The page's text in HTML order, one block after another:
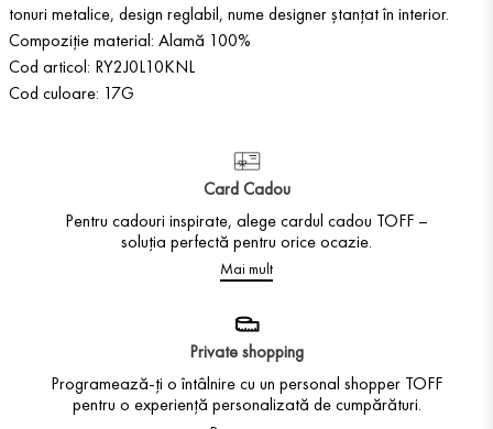
tonuri metalice, design reglabil, nume designer ștanțat în interior.
Compoziție material: Alamă 100%
Cod articol: RY2J0L10KNL
Cod culoare: 17G
Card Cadou
Pentru cadouri inspirate, alege cardul cadou TOFF –
soluția perfectă pentru orice ocazie.
Mai mult
Private shopping
Programează-ți o întâlnire cu un personal shopper TOFF
pentru o experiență personalizată de cumpărături.